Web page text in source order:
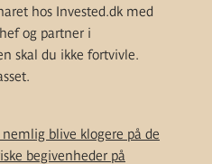
hos Invested.dk med
og partner i
skal du ikke fortvivle.
nemlig blive klogere på de
begivenheder på